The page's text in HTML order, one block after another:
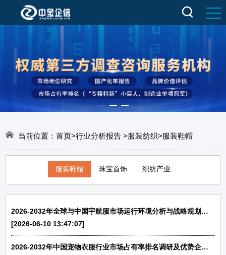
当前位置：首页>行业分析报告>服装纺织>服装鞋帽
服装鞋帽 珠宝首饰 织纺产业
2026-2032年全球与中国宇航服市场运行环境分析与战略规划投资研究报告-中金企信发布
[2026-06-10 13:47:07]
2026-2032年中国宠物衣服行业市场占有率排名调研及优势企业竞争份额评估报告